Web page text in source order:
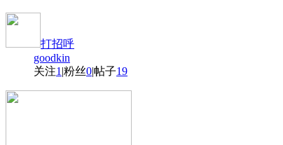
打招呼
goodkin
关注1 |粉丝0|帖子19